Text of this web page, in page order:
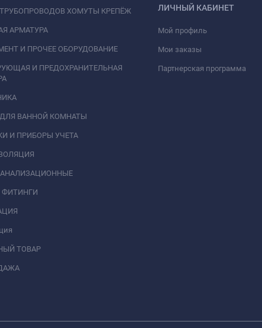
ХОМУТЫ КРЕПЁЖ
АРМАТУРА
И ПРОЧЕЕ ОБОРУДОВАНИЕ
И ПРЕДОХРАНИТЕЛЬНАЯ
ВАННОЙ КОМНАТЫ
И ПРИБОРЫ УЧЕТА
ФИТИНГИ
ТОВАР
ЛИЧНЫЙ КАБИНЕТ
Мой профиль
Мои заказы
Партнерская программа